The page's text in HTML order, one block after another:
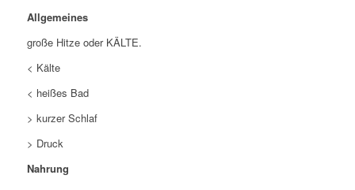
Allgemeines
große Hitze oder KÄLTE.
< Kälte
< heißes Bad
> kurzer Schlaf
> Druck
Nahrung